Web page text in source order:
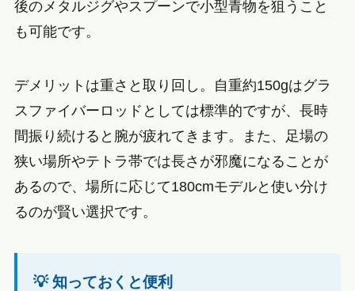
後のメタルジグやスプーンで小型青物を狙うこと
も可能です。
デメリットは重さと取り回し。自重約150gはグラ
スファイバーロッドとしては標準的ですが、長時
間振り続けると腕が疲れてきます。また、足場の
狭い場所やテトラ帯では長さが邪魔になることが
あるので、場所に応じて180cmモデルと使い分け
るのが賢い選択です。
💡 知っておくと便利